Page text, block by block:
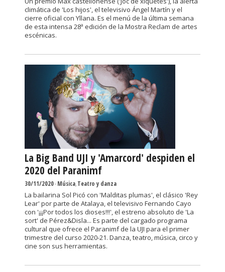
climática de 'Los hijos', el televisivo Ángel Martín y el
cierre oficial con Yllana. Es el menú de la última semana
de esta intensa 28ª edición de la Mostra Reclam de artes
escénicas.
La Big Band UJI y 'Amarcord' despiden el
2020 del Paranimf
30/11/2020-Música,Teatro y danza
La bailarina Sol Picó con 'Malditas plumas', el clásico 'Rey
Lear' por parte de Atalaya, el televisivo Fernando Cayo
con '¡¡¡Por todos los dioses!!!', el estreno absoluto de 'La
sort' de Pérez&Disla... Es parte del cargado programa
cultural que ofrece el Paranimf de la UJI para el primer
trimestre del curso 2020-21. Danza, teatro, música, circo y
cine son sus herramientas.